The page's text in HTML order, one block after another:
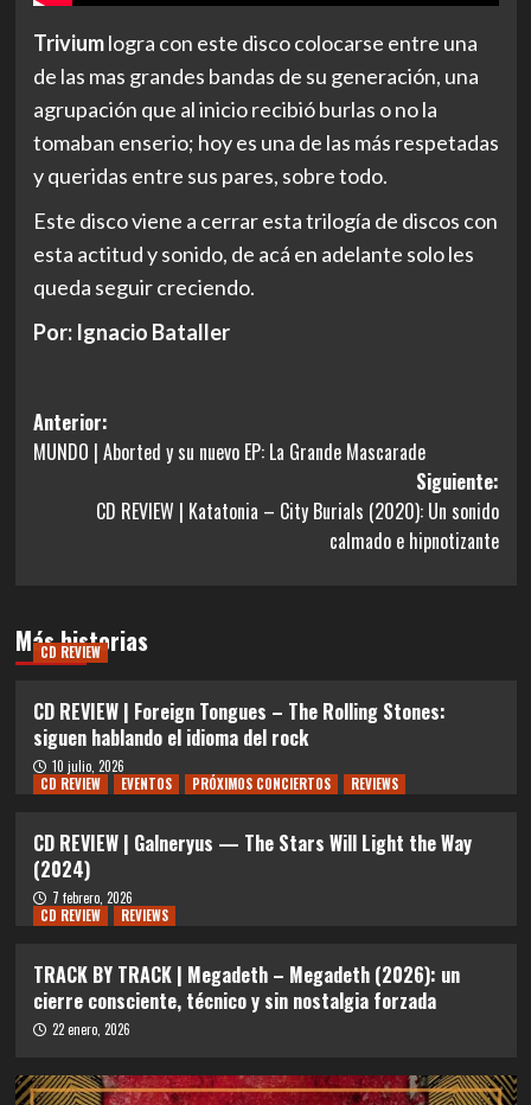
Triviumlogra con este disco colocarse entre una
de las mas grandes bandas de su generación, una
agrupación que al inicio recibió burlas o no la
tomaban enserio; hoy es una de las más respetadas
y queridas entre sus pares, sobre todo.
Este disco viene a cerrar esta trilogía de discos con
esta actitud y sonido, de acá en adelante solo les
queda seguir creciendo.
Por: Ignacio Bataller
Navegación
de
entradas
Anterior:
MUNDO | Aborted y su nuevo EP: La Grande Mascarade
Siguiente:
CD REVIEW | Katatonia – City Burials (2020): Un sonido
calmado e hipnotizante
Más historias
CD REVIEW
CD REVIEW | Foreign Tongues – The Rolling Stones:
siguen hablando el idioma del rock
10 julio, 2026
CD REVIEW
EVENTOS PRÓXIMOS CONCIERTOS REVIEWS
CD REVIEW | Galneryus — The Stars Will Light the Way
(2024)
7 febrero, 2026
CD REVIEW
REVIEWS
TRACK BY TRACK | Megadeth – Megadeth (2026): un
cierre consciente, técnico y sin nostalgia forzada
22 enero, 2026